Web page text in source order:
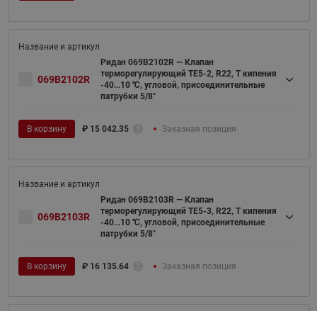
069B2102R
Ридан 069B2102R — Клапан
терморегулирующий TE5-2, R22, T кипения
-40...10 ℃, угловой, присоединительные
патрубки 5/8"
В корзину ₽ 15 042.35 Заказная позиция
069B2103R
Ридан 069B2103R — Клапан
терморегулирующий TE5-3, R22, T кипения
-40...10 ℃, угловой, присоединительные
патрубки 5/8"
В корзину ₽ 16 135.64 Заказная позиция